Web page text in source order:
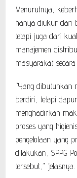
Menurutnya,
hanya diukur dari
tetapi juga dari
manajemen
masyarakat
“Yang
berdiri, tetapi
menghadirkan
proses yang
pengelolaan yang
dilakukan, SPPG
tersebut,” jelasnya.